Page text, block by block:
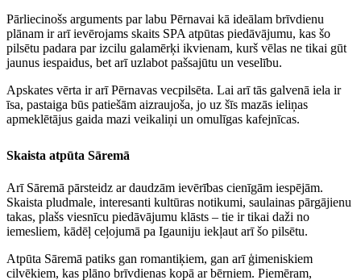
Pārliecinošs arguments par labu Pērnavai kā ideālam brīvdienu
plānam ir arī ievērojams skaits SPA atpūtas piedāvājumu, kas šo
pilsētu padara par izcilu galamērķi ikvienam, kurš vēlas ne tikai gūt
jaunus iespaidus, bet arī uzlabot pašsajūtu un veselību.
Apskates vērta ir arī Pērnavas vecpilsēta. Lai arī tās galvenā iela ir
īsa, pastaiga būs patiešām aizraujoša, jo uz šīs mazās ieliņas
apmeklētājus gaida mazi veikaliņi un omulīgas kafejnīcas.
Skaista atpūta Sāremā
Arī Sāremā pārsteidz ar daudzām ievērības cienīgām iespējām.
Skaista pludmale, interesanti kultūras notikumi, saulainas pārgājienu
takas, plašs viesnīcu piedāvājumu klāsts – tie ir tikai daži no
iemesliem, kādēļ ceļojumā pa Igauniju iekļaut arī šo pilsētu.
Atpūta Sāremā patiks gan romantiķiem, gan arī ģimeniskiem
cilvēkiem, kas plāno brīvdienas kopā ar bērniem. Piemēram,